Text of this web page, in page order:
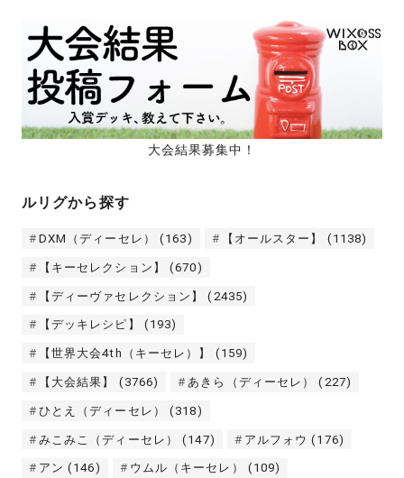
大会結果募集中！
ルリグから探す
DXM（ディーセレ） (163) 【オールスター】 (1138)
【キーセレクション】 (670)
【ディーヴァセレクション】 (2435)
【デッキレシピ】 (193)
【世界大会4th（キーセレ）】 (159)
【大会結果】 (3766) あきら（ディーセレ） (227)
ひとえ（ディーセレ） (318)
みこみこ（ディーセレ） (147) アルフォウ (176)
アン (146) ウムル（キーセレ） (109)